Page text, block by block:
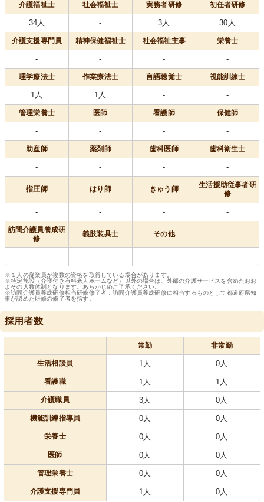
介護福祉士 社会福祉士 実務者研修 初任者研修
34人 - 3人 30人
介護支援専門員 精神保健福祉士 社会福祉主事 栄養士
- - - -
理学療法士 作業療法士 言語聴覚士 視能訓練士
1人 1人 - -
管理栄養士 医師 看護師 保健師
- - - -
助産師 薬剤師 歯科医師 歯科衛生士
- - - -
指圧師 はり師 きゅう師
生活援助従事者研
修
- - - -
訪問介護員養成研
修
義肢装具士 その他
- - -
※１人の従業員が複数の資格を取得している場合があります。
※特定施設（介護付き有料老人ホームなど）以外の場合は、外部の介護サービスを含めたおお
よその人数体制となります。あらかじめご了承ください。
※訪問介護員養成研修相当研修修了者：訪問介護員養成研修に相当するものとして都道府県知
事が認めた研修の修了者を指す。
採用者数
常勤 非常勤
生活相談員 1人 0人
看護職 1人 1人
介護職員 3人 0人
機能訓練指導員 0人 0人
栄養士 0人 0人
医師 0人 0人
管理栄養士 0人 0人
介護支援専門員 1人 0人